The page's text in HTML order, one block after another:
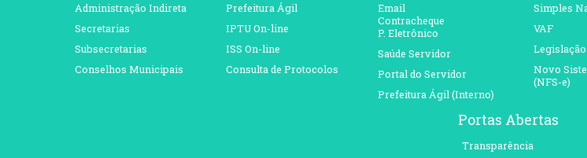
Administração Indireta
Secretarias
Subsecretarias
Conselhos Municipais
Prefeitura Ágil
IPTU On-line
ISS On-line
Consulta de Protocolos
Email
Contracheque
P. Eletrônico
Saúde Servidor
Portal do Servidor
Prefeitura Ágil (Interno)
Simples
VAF
Novo
(NFS-e)
Portas Abertas
Transparência